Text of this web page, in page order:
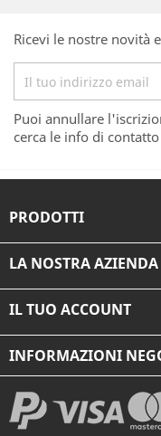
Ricevi le nostre novità
Puoi annullare
cerca le info di
PRODOTTI
LA NOSTRA AZIENDA
IL TUO ACCOUNT
INFORMAZIONI